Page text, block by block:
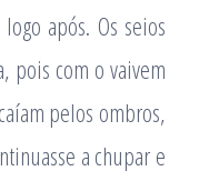
após. Os seios
pois com o vaivem
pelos ombros,
a chupar e